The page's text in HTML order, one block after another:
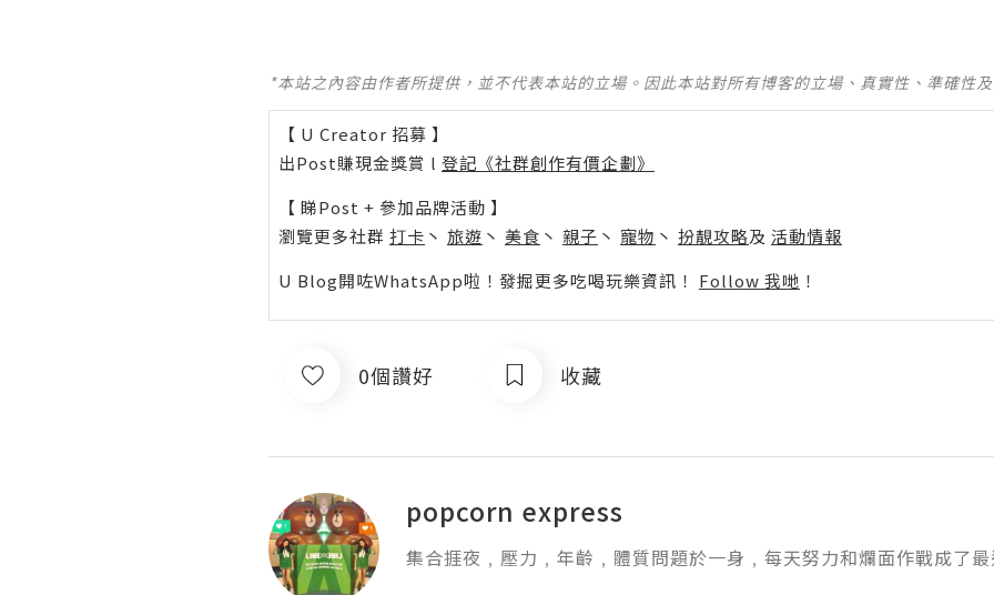
*本站之內容由作者所提供，並不代表本站的立場。因此本站對所有博客的立場、真實性、準確性
【 U Creator 招募 】
出Post賺現金獎賞 l 登記《社群創作有價企劃》
【 睇Post + 參加品牌活動 】
瀏覽更多社群 打卡 丶 旅遊 丶 美食 丶 親子 丶 寵物 丶 扮靚攻略及 活動情報
U Blog開咗WhatsApp啦！發掘更多吃喝玩樂資訊！ Follow 我哋 ！
0個讚好 收藏
popcorn express
集合捱夜﹐壓力﹐年齡﹐體質問題於一身﹐每天努力和爛面作戰成了